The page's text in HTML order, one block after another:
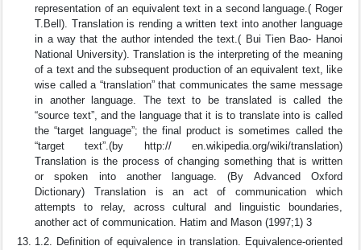
representation of an equivalent text in a second language.( Roger
T.Bell). Translation is rending a written text into another language
in a way that the author intended the text.( Bui Tien Bao- Hanoi
National University). Translation is the interpreting of the meaning
of a text and the subsequent production of an equivalent text, like
wise called a “translation” that communicates the same message
in another language. The text to be translated is called the
“source text”, and the language that it is to translate into is called
the “target language”; the final product is sometimes called the
“target text”.(by http:// en.wikipedia.org/wiki/translation)
Translation is the process of changing something that is written
or spoken into another language. (By Advanced Oxford
Dictionary) Translation is an act of communication which
attempts to relay, across cultural and linguistic boundaries,
another act of communication. Hatim and Mason (1997;1) 3
1.2. Definition of equivalence in translation. Equivalence-oriented